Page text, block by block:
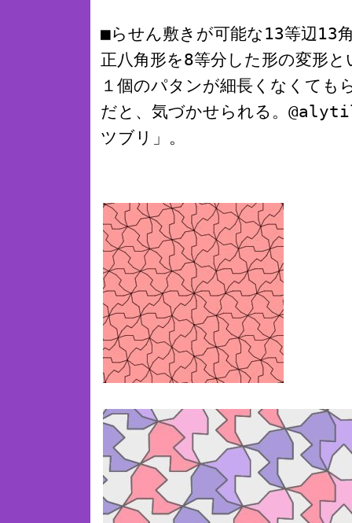
■らせん敷きが可能な13等辺13
正八角形を8等分した形の変形
１個のパタンが細長くなくても
だと、気づかせられる。
ツブリ」。